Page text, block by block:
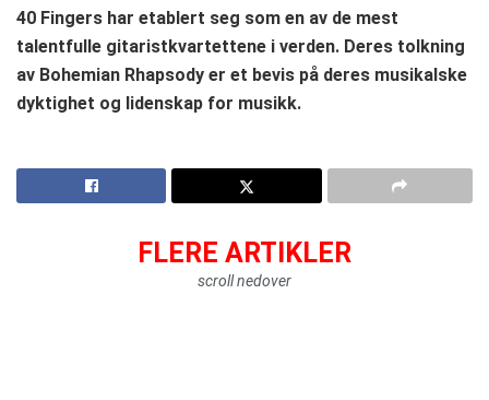
40 Fingers har etablert seg som en av de mest
talentfulle gitaristkvartettene i verden. Deres tolkning
av Bohemian Rhapsody er et bevis på deres musikalske
dyktighet og lidenskap for musikk.
FLERE ARTIKLER
scroll nedover